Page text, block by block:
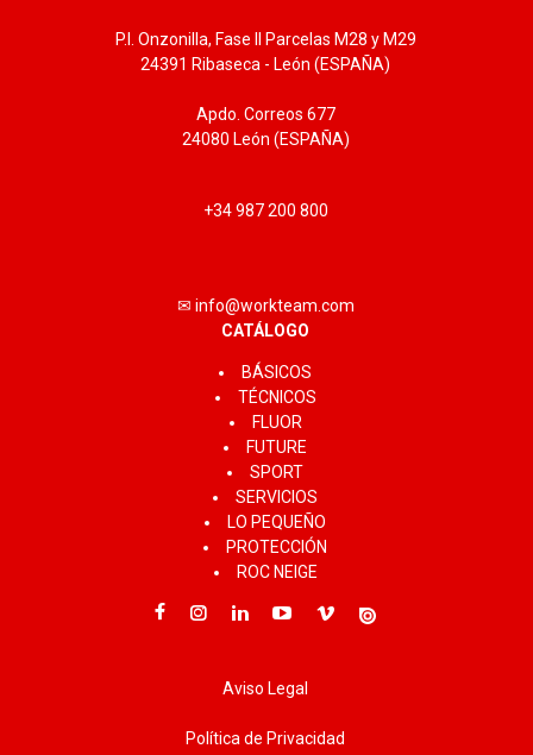
P.I. Onzonilla, Fase II Parcelas M28 y M29
24391 Ribaseca - León (ESPAÑA)
Apdo. Correos 677
24080 León (ESPAÑA)
+34 987 200 800
✉ info@workteam.com
CATÁLOGO
BÁSICOS
TÉCNICOS
FLUOR
FUTURE
SPORT
SERVICIOS
LO PEQUEÑO
PROTECCIÓN
ROC NEIGE
Aviso Legal
Política de Privacidad